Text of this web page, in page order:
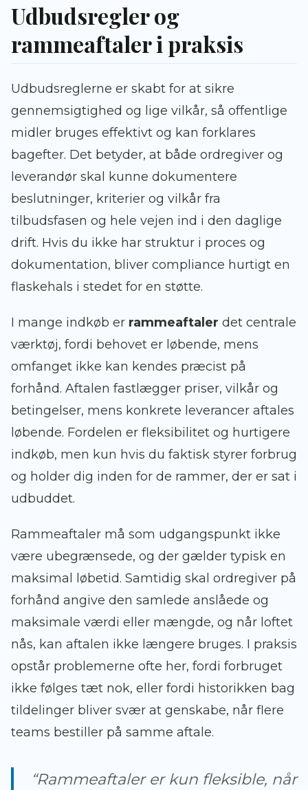
Udbudsregler og
rammeaftaler i praksis
Udbudsreglerne er skabt for at sikre
gennemsigtighed og lige vilkår, så offentlige
midler bruges effektivt og kan forklares
bagefter. Det betyder, at både ordregiver og
leverandør skal kunne dokumentere
beslutninger, kriterier og vilkår fra
tilbudsfasen og hele vejen ind i den daglige
drift. Hvis du ikke har struktur i proces og
dokumentation, bliver compliance hurtigt en
flaskehals i stedet for en støtte.
I mange indkøb er rammeaftaler det centrale
værktøj, fordi behovet er løbende, mens
omfanget ikke kan kendes præcist på
forhånd. Aftalen fastlægger priser, vilkår og
betingelser, mens konkrete leverancer aftales
løbende. Fordelen er fleksibilitet og hurtigere
indkøb, men kun hvis du faktisk styrer forbrug
og holder dig inden for de rammer, der er sat i
udbuddet.
Rammeaftaler må som udgangspunkt ikke
være ubegrænsede, og der gælder typisk en
maksimal løbetid. Samtidig skal ordregiver på
forhånd angive den samlede anslåede og
maksimale værdi eller mængde, og når loftet
nås, kan aftalen ikke længere bruges. I praksis
opstår problemerne ofte her, fordi forbruget
ikke følges tæt nok, eller fordi historikken bag
tildelinger bliver svær at genskabe, når flere
teams bestiller på samme aftale.
“Rammeaftaler er kun fleksible, når